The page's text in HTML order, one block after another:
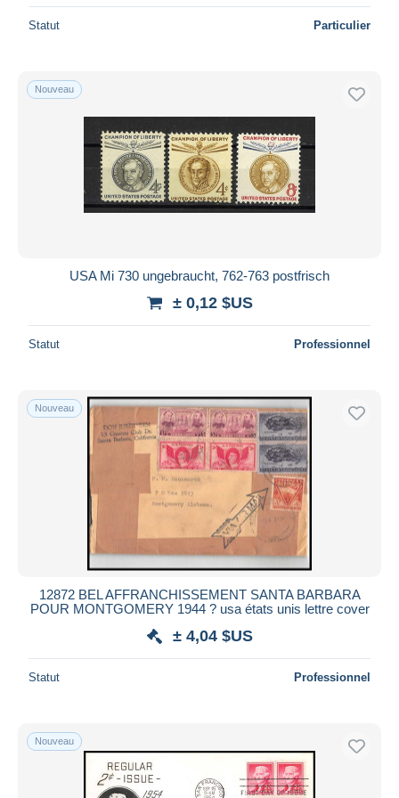
Statut Particulier
Nouveau
USA Mi 730 ungebraucht, 762-763 postfrisch
± 0,12 $US
Statut Professionnel
Nouveau
12872 BEL AFFRANCHISSEMENT SANTA BARBARA
POUR MONTGOMERY 1944 ? usa états unis lettre cover
± 4,04 $US
Statut Professionnel
Nouveau